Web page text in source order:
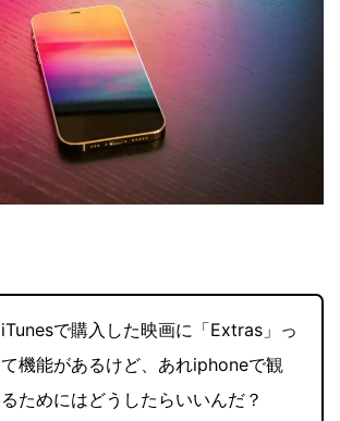
iTunesで購入した映画に「Extras」っ
て機能があるけど、あれiphoneで観
るためにはどうしたらいいんだ？